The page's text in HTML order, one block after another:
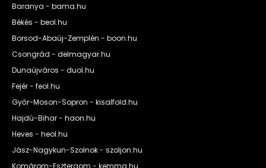
Baranya - bama.hu
Békés - beol.hu
Borsod-Abaúj-Zemplén - boon.hu
Csongrád - delmagyar.hu
Dunaújváros - duol.hu
Fejér - feol.hu
Győr-Moson-Sopron - kisalfold.hu
Hajdú-Bihar - haon.hu
Heves - heol.hu
Jász-Nagykun-Szolnok - szoljon.hu
Komárom-Esztergom - kemma.hu